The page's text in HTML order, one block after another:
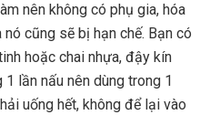
nên không có phụ gia, hóa
cũng sẽ bị hạn chế. Bạn có
hoặc chai nhựa, đậy kín
lần nấu nên dùng trong 1
uống hết, không để lại vào